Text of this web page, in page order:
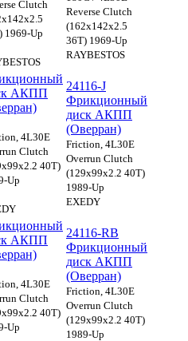
Clutch
1969-Up
Reverse Clutch
(162x142x2.5
36T) 1969-Up
RAYBESTOS
АКПП
4L30E
Clutch
40T)
Up
24116-J
Фрикционный
диск АКПП
(Оверран)
Friction, 4L30E
Overrun Clutch
(129x99x2.2 40T)
1989-Up
EXEDY
АКПП
4L30E
Clutch
40T)
Up
24116-RB
Фрикционный
диск АКПП
(Оверран)
Friction, 4L30E
Overrun Clutch
(129x99x2.2 40T)
1989-Up